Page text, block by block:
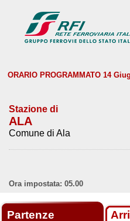
ORARIO PROGRAMMATO 14
Stazione di
ALA
Comune di Ala
Ora impostata: 05.00
Partenze